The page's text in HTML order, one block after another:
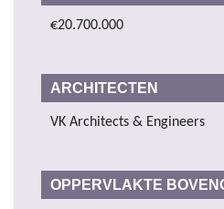
€20.700.000
ARCHITECTEN
VK Architects & Engineers
OPPERVLAKTE